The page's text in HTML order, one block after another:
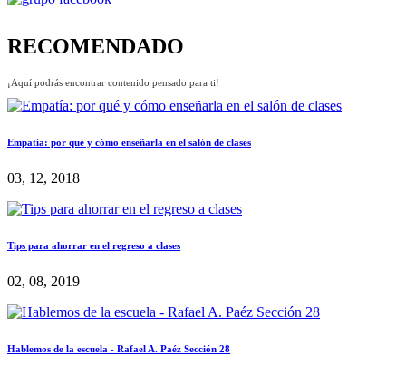
RECOMENDADO
¡Aquí podrás encontrar contenido pensado para ti!
Empatía: por qué y cómo enseñarla en el salón de clases
03, 12, 2018
Tips para ahorrar en el regreso a clases
02, 08, 2019
Hablemos de la escuela - Rafael A. Paéz Sección 28